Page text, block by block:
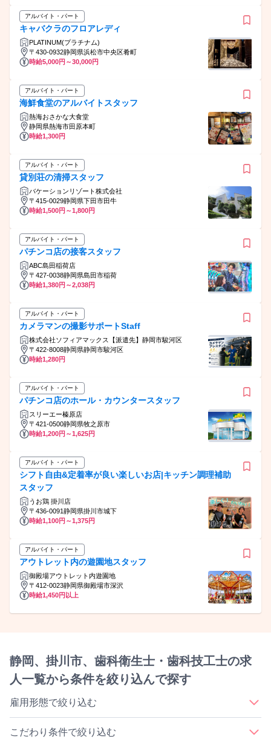
アルバイト・パート
キャバクラのフロアレディ
PLATINUM(プラチナム)
〒430-0932静岡県浜松市中央区肴町
時給5,000円～30,000円
アルバイト・パート
海鮮食堂のアルバイトスタッフ
熱海おさかな大食堂
静岡県熱海市田原本町
時給1,300円
アルバイト・パート
貸別荘の清掃スタッフ
バケーションリゾート株式会社
〒415-0029静岡県下田市田牛
時給1,500円～1,800円
アルバイト・パート
パチンコ店の接客スタッフ
ABC島田稲荷店
〒427-0038静岡県島田市稲荷
時給1,380円～2,038円
アルバイト・パート
カメラマンの撮影サポートStaff
株式会社ソフィアマックス【派遣先】静岡市駿河区
〒422-8008静岡県静岡市駿河区
時給1,280円
アルバイト・パート
パチンコ店のホール・カウンタースタッフ
スリーエー榛原店
〒421-0500静岡県牧之原市
時給1,200円～1,625円
アルバイト・パート
シフト自由&定着率が良い楽しいお店|キッチン調理補助
スタッフ
うお鶏 掛川店
〒436-0091静岡県掛川市城下
時給1,100円～1,375円
アルバイト・パート
アウトレット内の遊園地スタッフ
御殿場アウトレット内遊園地
〒412-0023静岡県御殿場市深沢
時給1,450円以上
静岡、掛川市、歯科衛生士・歯科技工士の求
人一覧から条件を絞り込んで探す
雇用形態で絞り込む
こだわり条件で絞り込む